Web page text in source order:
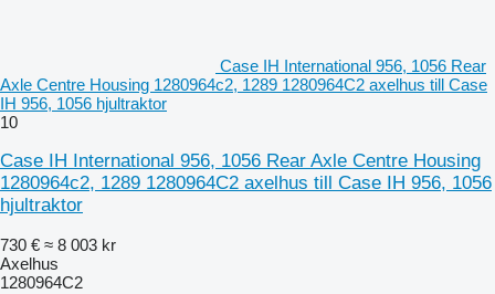
Case IH International 956, 1056 Rear
Axle Centre Housing 1280964c2, 1289 1280964C2 axelhus till Case
IH 956, 1056 hjultraktor
10
Case IH International 956, 1056 Rear Axle Centre Housing
1280964c2, 1289 1280964C2 axelhus till Case IH 956, 1056
hjultraktor
730 € ≈ 8 003 kr
Axelhus
1280964C2